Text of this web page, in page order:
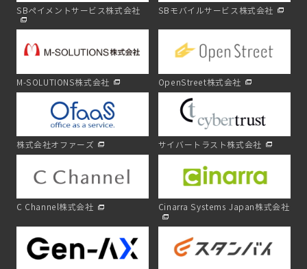
SBペイメントサービス株式会社 SBモバイルサービス株式会社
M-SOLUTIONS株式会社 OpenStreet株式会社
株式会社オファーズ サイバートラスト株式会社
C Channel株式会社 Cinarra Systems Japan株式会社